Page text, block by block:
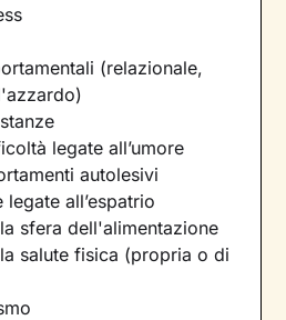
(relazionale,
legate all’umore
autolesivi
all’espatrio
sfera dell'alimentazione
salute fisica (propria o di